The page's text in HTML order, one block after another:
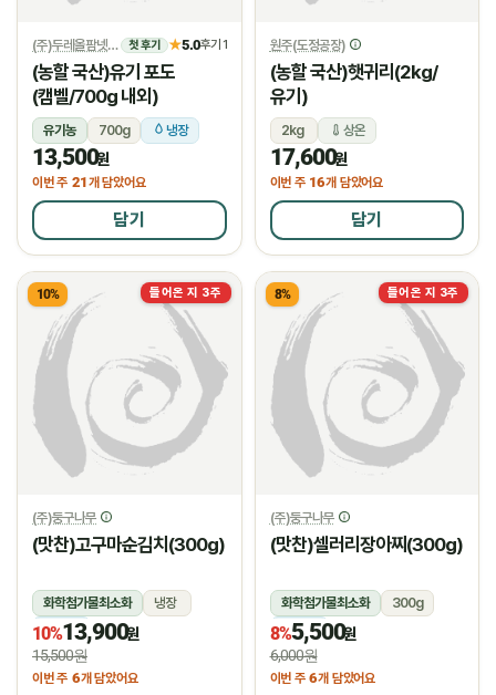
(주)두레올팜넷 첫 후기 ★5.0후기 1
(농할 국산)유기 포도
(캠벨/700g 내외)
유기농 700g 냉장
13,500원
이번 주 21개 담았어요
담기
원주(도정공장)
(농할 국산)햇귀리(2kg/
유기)
2kg 상온
17,600원
이번 주 16개 담았어요
담기
들어온 지 3주
10%
(주)둥구나무
(맛찬)고구마순김치(300g)
화학첨가물최소화
냉장
냉장
10%13,900원
15,500원
이번 주 6개 담았어요
들어온 지 3주
8%
(주)둥구나무
(맛찬)셀러리장아찌(300g)
화학첨가물최소화
300g
냉장
8%5,500원
6,000원
이번 주 6개 담았어요